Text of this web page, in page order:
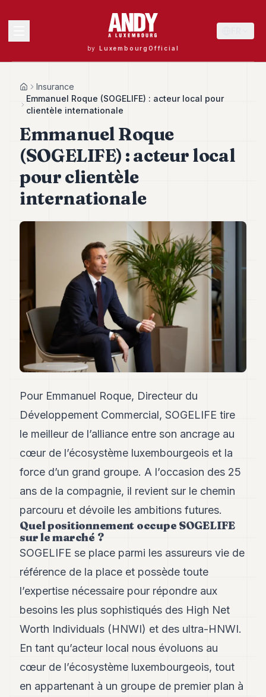
by LuxembourgOfficial
Andy
40
Andy
39
Andy
38
Andy
Andy
Andy
Andy
32
Andy
Andy
Andy
28
Andy
Andy
26
24
Andy
23
Andy
22
Andy
Andy
19
18
Andy
16
Andy
Andy
14
13
HomeInsurance
Emmanuel Roque (SOGELIFE) : acteur local pour
clientèle internationale
Emmanuel Roque
(SOGELIFE) : acteur local
pour clientèle
internationale
Pour Emmanuel Roque, Directeur du
Développement Commercial, SOGELIFE tire
le meilleur de l’alliance entre son ancrage au
cœur de l’écosystème luxembourgeois et la
force d’un grand groupe. A l’occasion des 25
ans de la compagnie, il revient sur le chemin
parcouru et dévoile les ambitions futures.
Quel positionnement occupe SOGELIFE
sur le marché ?
SOGELIFE se place parmi les assureurs vie de
référence de la place et possède toute
l’expertise nécessaire pour répondre aux
besoins les plus sophistiqués des High Net
Worth Individuals (HNWI) et des ultra-HNWI.
En tant qu’acteur local nous évoluons au
cœur de l’écosystème luxembourgeois, tout
en appartenant à un groupe de premier plan à